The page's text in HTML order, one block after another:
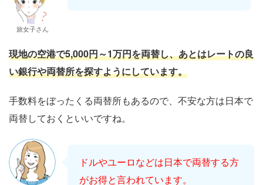
旅女子さん
現地の空港で5,000円～1万円を両替し、あとはレートの良
い銀行や両替所を探すようにしています。
手数料をぼったくる両替所もあるので、不安な方は日本で
両替しておくといいですね。
ドルやユーロなどは日本で両替する方
がお得と言われています。